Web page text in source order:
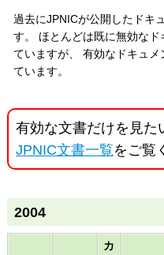
過去にJPNICが公開したドキ
す。 ほとんどは既に無効なド
ていますが、 有効なドキュメ
ています。
有効な文書だけを見た
JPNIC文書一覧をご覧
2004
カ